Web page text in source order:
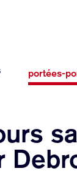
portées-